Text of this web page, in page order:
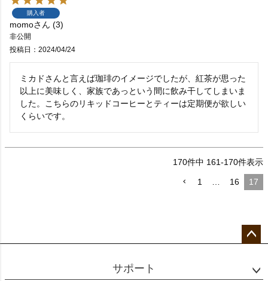
購入者
momo 3
非公開
投稿日
2024/04/24
ミカドさんと言えば珈琲のイメージでしたが、紅茶が思った
以上に美味しく、家族であっという間に飲み干してしまいま
した。こちらのリキッドコーヒーとティーは定期便が欲しい
くらいです。
170件中 161-170件表示
1 16 17
ップ
サポート